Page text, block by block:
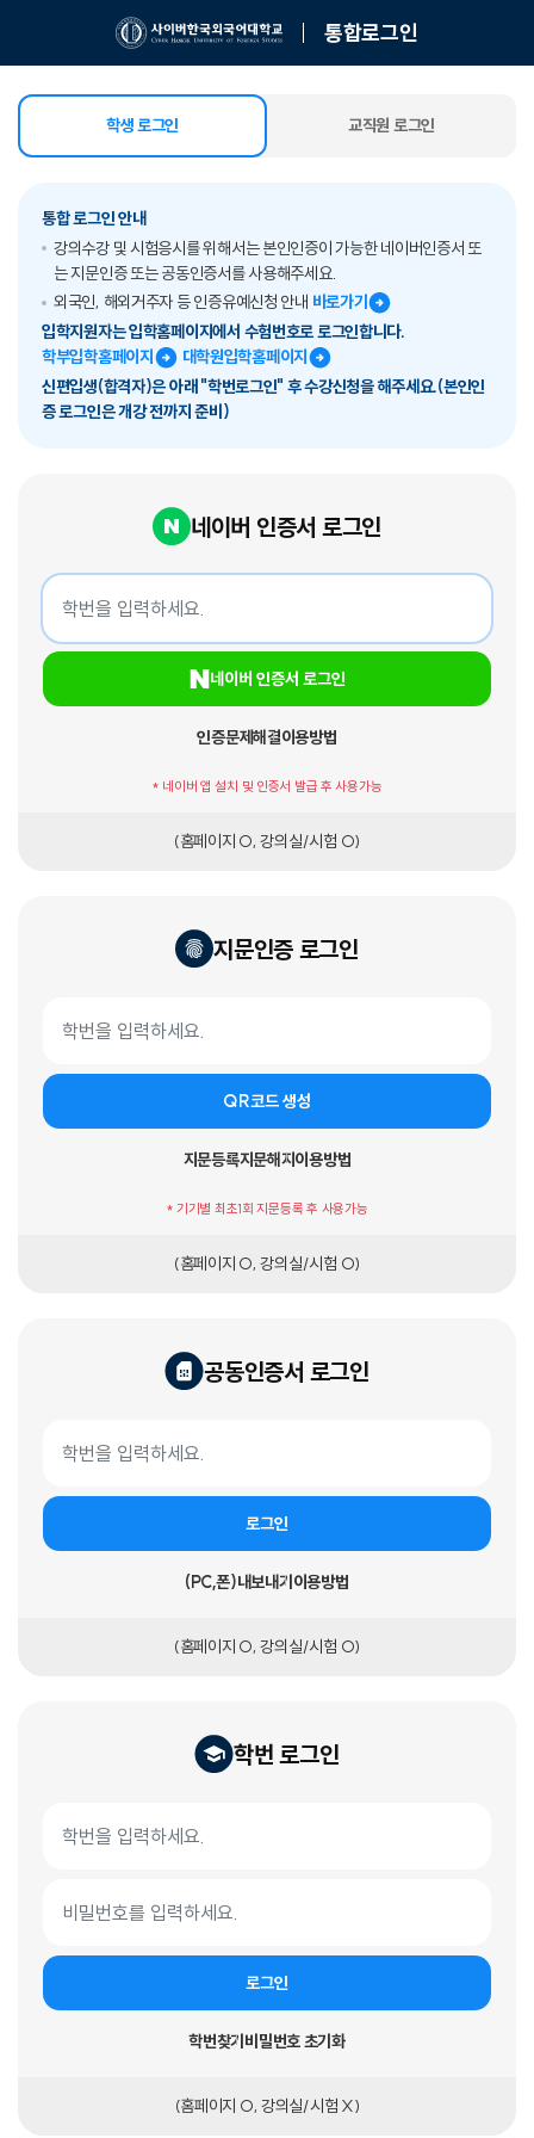
통합로그인
학생 로그인
선택됨 교직원 로그인
통합 로그인 안내
강의수강 및 시험응시를 위해서는 본인인증이 가능한 네이버인증서 또
는 지문인증 또는 공동인증서를 사용해주세요.
외국인, 해외거주자 등 인증유예신청 안내 바로가기
입학지원자는 입학홈페이지에서 수험번호로 로그인합니다.
학부입학홈페이지
대학원입학홈페이지
신편입생(합격자)은 아래 "학번로그인" 후 수강신청을 해주세요.(본인인
증 로그인은 개강 전까지 준비)
네이버 인증서 로그인
네이버 인증서 로그인
학번
네이버 인증서 로그인
인증문제해결이용방법
* 네이버 앱 설치 및 인증서 발급 후 사용가능
(홈페이지 O, 강의실/시험 O)
지문인증 로그인
QR코드 생성
지문등록지문해지이용방법
* 기기별 최초1회 지문등록 후 사용가능
(홈페이지 O, 강의실/시험 O)
공동인증서 로그인
로그인
(PC,폰)내보내기이용방법
(홈페이지 O, 강의실/시험 O)
학번 로그인
로그인
학번찾기비밀번호 초기화
(홈페이지 O, 강의실/시험 X)